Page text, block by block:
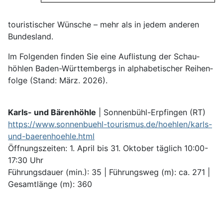
touristischer Wünsche – mehr als in jedem anderen
Bundesland.
Im Folgenden finden Sie eine Auf­listung der Schau­
höhlen Baden-Württem­bergs in alpha­betischer Reihen­
folge (Stand: März. 2026).
Karls- und Bärenhöhle | Sonnenbühl-Erpfingen (RT)
https://www.sonnenbuehl-tourismus.de/hoehlen/karls-
und-baerenhoehle.html
Öffnungszeiten: 1. April bis 31. Oktober täglich 10:00-
17:30 Uhr
Führungsdauer (min.): 35 | Führungsweg (m): ca. 271 |
Gesamtlänge (m): 360